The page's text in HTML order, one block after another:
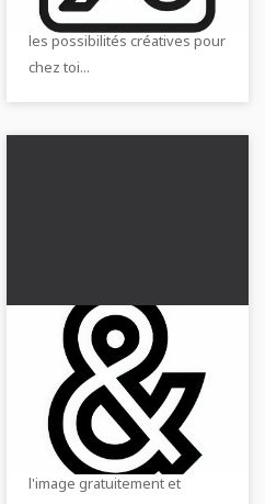
de pourcentage et découvre
les possibilités créatives pour
chez toi...
Dessin à colorier
gratuit avec le
symbole &
Obtiens le modèle de
coloriage créatif avec le
symbole &. Télécharge
l'image gratuitement et